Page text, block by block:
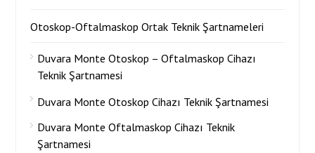
Otoskop-Oftalmaskop Ortak Teknik Şartnameleri
Duvara Monte Otoskop – Oftalmaskop Cihazı
Teknik Şartnamesi
Duvara Monte Otoskop Cihazı Teknik Şartnamesi
Duvara Monte Oftalmaskop Cihazı Teknik
Şartnamesi